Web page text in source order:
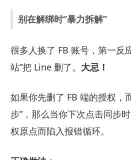
别在解绑时“暴力拆解”
很多人换了 FB 账号，第一反
站”把 Line 删了。 大忌！
如果你先删了 FB 端的授权，
步”，那么当你下次点击同步
权原点而陷入报错循环。